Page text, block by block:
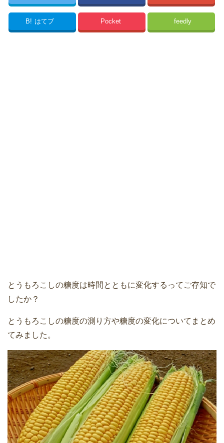
B! はてブ Pocket feedly
とうもろこしの糖度は時間とともに変化するってご存知で
したか？
とうもろこしの糖度の測り方や糖度の変化についてまとめ
てみました。